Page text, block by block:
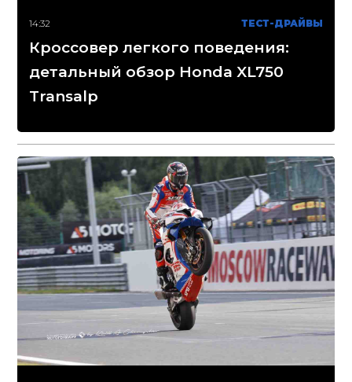
14:32 ТЕСТ-ДРАЙВЫ
Кроссовер легкого поведения:
детальный обзор Honda XL750
Transalp